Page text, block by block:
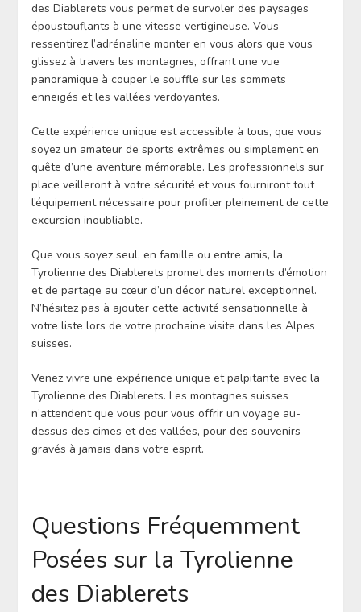
des Diablerets vous permet de survoler des paysages
époustouflants à une vitesse vertigineuse. Vous
ressentirez l’adrénaline monter en vous alors que vous
glissez à travers les montagnes, offrant une vue
panoramique à couper le souffle sur les sommets
enneigés et les vallées verdoyantes.
Cette expérience unique est accessible à tous, que vous
soyez un amateur de sports extrêmes ou simplement en
quête d’une aventure mémorable. Les professionnels sur
place veilleront à votre sécurité et vous fourniront tout
l’équipement nécessaire pour profiter pleinement de cette
excursion inoubliable.
Que vous soyez seul, en famille ou entre amis, la
Tyrolienne des Diablerets promet des moments d’émotion
et de partage au cœur d’un décor naturel exceptionnel.
N’hésitez pas à ajouter cette activité sensationnelle à
votre liste lors de votre prochaine visite dans les Alpes
suisses.
Venez vivre une expérience unique et palpitante avec la
Tyrolienne des Diablerets. Les montagnes suisses
n’attendent que vous pour vous offrir un voyage au-
dessus des cimes et des vallées, pour des souvenirs
gravés à jamais dans votre esprit.
Questions Fréquemment
Posées sur la Tyrolienne
des Diablerets